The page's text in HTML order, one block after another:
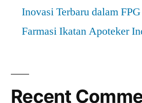
Inovasi Terbaru dalam
Farmasi Ikatan Apoteker
Recent